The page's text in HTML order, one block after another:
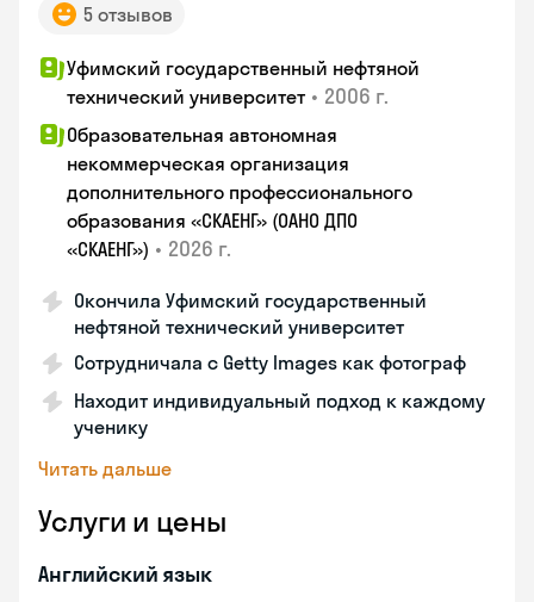
5 отзывов
Уфимский государственный нефтяной
технический университет • 2006 г.
Образовательная автономная
некоммерческая организация
дополнительного профессионального
образования «СКАЕНГ» (ОАНО ДПО
«СКАЕНГ») • 2026 г.
Окончила Уфимский государственный
нефтяной технический университет
Сотрудничала с Getty Images как фотограф
Находит индивидуальный подход к каждому
ученику
Читать дальше
Услуги и цены
Английский язык